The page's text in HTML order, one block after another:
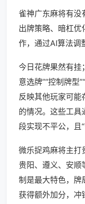
雀神广东麻将有没
出牌策略、暗杠优
作，通过AI算法调
今日花牌果然有挂
意选牌”“控制牌型
反映其他玩家可能
的情况。这些工具
段实现不平公，且“
微乐捉鸡麻将主打
贵阳、遵义、安顺
制是最大特色，牌
获得额外加分，冲